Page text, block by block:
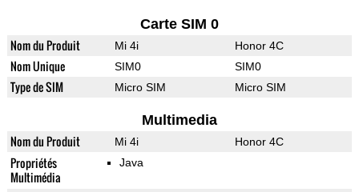
Carte SIM 0
Nom du Produit Mi 4i Honor 4C
Nom Unique SIM0 SIM0
Type de SIM Micro SIM Micro SIM
Multimedia
Nom du Produit Mi 4i Honor 4C
Propriétés
Multimédia
Java